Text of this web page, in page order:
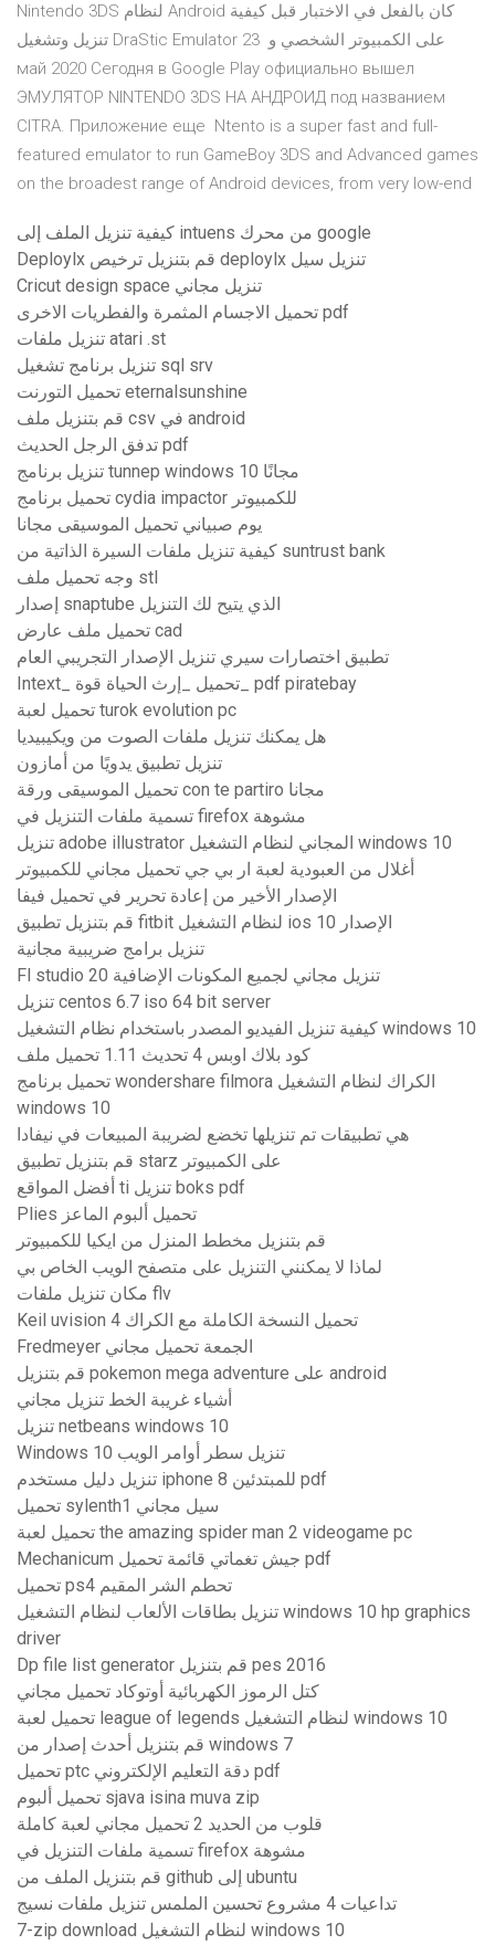
Nintendo 3DS لنظام Android كان بالفعل في الاختبار قبل كيفية
تنزيل وتشغيل DraStic Emulator على الكمبيوتر الشخصي و 23
май 2020 Сегодня в Google Play официально вышел
ЭМУЛЯТОР NINTENDO 3DS НА АНДРОИД под названием
CITRA. Приложение еще Ntento is a super fast and full-
featured emulator to run GameBoy 3DS and Advanced games
on the broadest range of Android devices, from very low-end
كيفية تنزيل الملف إلى intuens من محرك google
Deploylx قم بتنزيل ترخيص deploylx تنزيل سيل
Cricut design space تنزيل مجاني
تحميل الاجسام المثمرة والفطريات الاخرى pdf
تنزيل ملفات atari .st
تنزيل برنامج تشغيل sql srv
تحميل التورنت eternalsunshine
قم بتنزيل ملف csv في android
تدفق الرجل الحديث pdf
تنزيل برنامج tunnep windows 10 مجانًا
تحميل برنامج cydia impactor للكمبيوتر
يوم صبياني تحميل الموسيقى مجانا
كيفية تنزيل ملفات السيرة الذاتية من suntrust bank
وجه تحميل ملف stl
إصدار snaptube الذي يتيح لك التنزيل
تحميل ملف عارض cad
تطبيق اختصارات سيري تنزيل الإصدار التجريبي العام
Intext_ تحميل _إرث الحياة قوة_ pdf piratebay
تحميل لعبة turok evolution pc
هل يمكنك تنزيل ملفات الصوت من ويكيبيديا
تنزيل تطبيق يدويًا من أمازون
تحميل الموسيقى ورقة con te partiro مجانا
تسمية ملفات التنزيل في firefox مشوهة
تنزيل adobe illustrator المجاني لنظام التشغيل windows 10
أغلال من العبودية لعبة ار بي جي تحميل مجاني للكمبيوتر
الإصدار الأخير من إعادة تحرير في تحميل فيفا
قم بتنزيل تطبيق fitbit لنظام التشغيل ios الإصدار 10
تنزيل برامج ضريبية مجانية
Fl studio 20 تنزيل مجاني لجميع المكونات الإضافية
تنزيل centos 6.7 iso 64 bit server
كيفية تنزيل الفيديو المصدر باستخدام نظام التشغيل windows 10
كود بلاك اوبس 4 تحديث 1.11 تحميل ملف
تحميل برنامج wondershare filmora الكراك لنظام التشغيل
windows 10
هي تطبيقات تم تنزيلها تخضع لضريبة المبيعات في نيفادا
قم بتنزيل تطبيق starz على الكمبيوتر
أفضل المواقع ti تنزيل boks pdf
Plies تحميل ألبوم الماعز
قم بتنزيل مخطط المنزل من ايكيا للكمبيوتر
لماذا لا يمكنني التنزيل على متصفح الويب الخاص بي
مكان تنزيل ملفات flv
Keil uvision 4 تحميل النسخة الكاملة مع الكراك
Fredmeyer الجمعة تحميل مجاني
قم بتنزيل pokemon mega adventure على android
أشياء غريبة الخط تنزيل مجاني
تنزيل netbeans windows 10
Windows 10 تنزيل سطر أوامر الويب
تنزيل دليل مستخدم iphone 8 للمبتدئين pdf
تحميل sylenth1 سيل مجاني
تحميل لعبة the amazing spider man 2 videogame pc
Mechanicum جيش تغماتي قائمة تحميل pdf
تحميل ps4 تحطم الشر المقيم
تنزيل بطاقات الألعاب لنظام التشغيل windows 10 hp graphics
driver
Dp file list generator قم بتنزيل pes 2016
كتل الرموز الكهربائية أوتوكاد تحميل مجاني
تحميل لعبة league of legends لنظام التشغيل windows 10
قم بتنزيل أحدث إصدار من windows 7
تحميل ptc دقة التعليم الإلكتروني pdf
تحميل ألبوم sjava isina muva zip
قلوب من الحديد 2 تحميل مجاني لعبة كاملة
تسمية ملفات التنزيل في firefox مشوهة
قم بتنزيل الملف من github إلى ubuntu
تداعيات 4 مشروع تحسين الملمس تنزيل ملفات نسيج
7-zip download لنظام التشغيل windows 10